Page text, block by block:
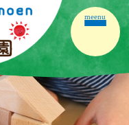
園の紹介
meenu